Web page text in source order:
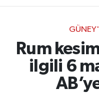
Rum
ilgili 6
Tüm Manşetler
Son Dakika
Haber Arşivi